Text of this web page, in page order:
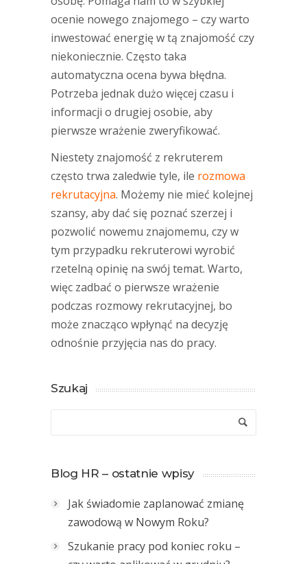
ocenie nowego znajomego – czy warto
inwestować energię w tą znajomość czy
niekoniecznie. Często taka
automatyczna ocena bywa błędna.
Potrzeba jednak dużo więcej czasu i
informacji o drugiej osobie, aby
pierwsze wrażenie zweryfikować.
Niestety znajomość z rekruterem
często trwa zaledwie tyle, ile rozmowa
rekrutacyjna. Możemy nie mieć kolejnej
szansy, aby dać się poznać szerzej i
pozwolić nowemu znajomemu, czy w
tym przypadku rekruterowi wyrobić
rzetelną opinię na swój temat. Warto,
więc zadbać o pierwsze wrażenie
podczas rozmowy rekrutacyjnej, bo
może znacząco wpłynąć na decyzję
odnośnie przyjęcia nas do pracy.
Szukaj
Blog HR – ostatnie wpisy
Jak świadomie zaplanować zmianę
zawodową w Nowym Roku?
Szukanie pracy pod koniec roku –